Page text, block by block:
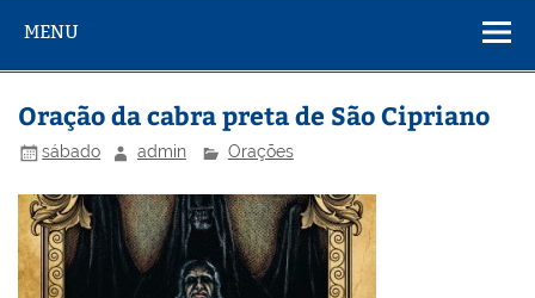
MENU
Oração da cabra preta de São Cipriano
sábado admin Orações